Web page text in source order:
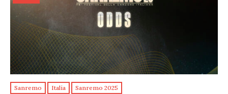
Sanremo Italia Sanremo 2025